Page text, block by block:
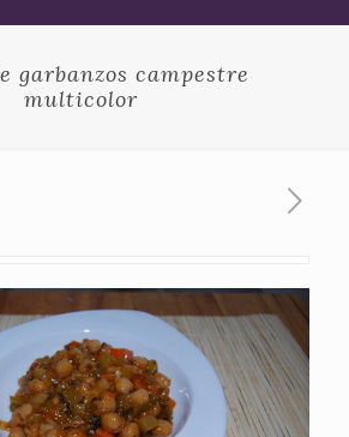
garbanzos campestre
multicolor